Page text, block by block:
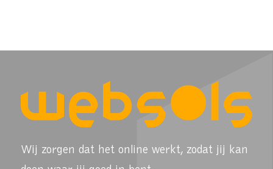
Wij zorgen dat het online werkt, zodat jij kan